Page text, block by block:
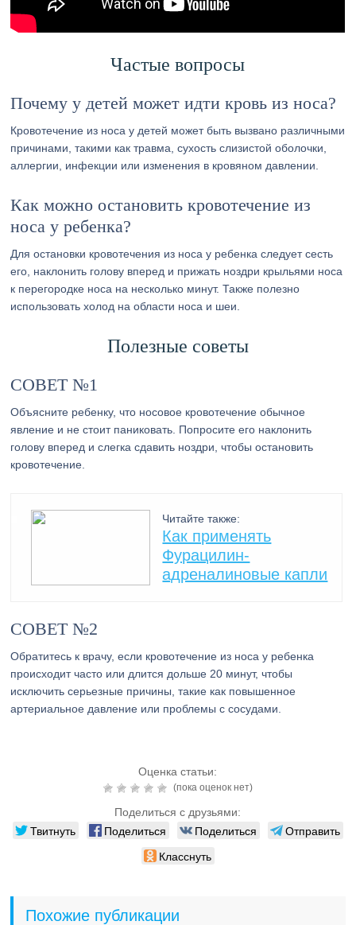
Частые вопросы
Почему у детей может идти кровь из носа?
Кровотечение из носа у детей может быть вызвано различными
причинами, такими как травма, сухость слизистой оболочки,
аллергии, инфекции или изменения в кровяном давлении.
Как можно остановить кровотечение из
носа у ребенка?
Для остановки кровотечения из носа у ребенка следует сесть
его, наклонить голову вперед и прижать ноздри крыльями носа
к перегородке носа на несколько минут. Также полезно
использовать холод на области носа и шеи.
Полезные советы
СОВЕТ №1
Объясните ребенку, что носовое кровотечение обычное
явление и не стоит паниковать. Попросите его наклонить
голову вперед и слегка сдавить ноздри, чтобы остановить
кровотечение.
Читайте также:
Как применять
Фурацилин-
адреналиновые капли
СОВЕТ №2
Обратитесь к врачу, если кровотечение из носа у ребенка
происходит часто или длится дольше 20 минут, чтобы
исключить серьезные причины, такие как повышенное
артериальное давление или проблемы с сосудами.
Оценка статьи:
(пока оценок нет)
Поделиться с друзьями:
Твитнуть Поделиться Поделиться
Отправить
Класснуть
Похожие публикации